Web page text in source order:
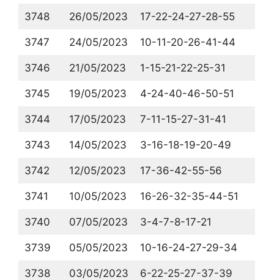
3748 26/05/2023 17-22-24-27-28-55
3747 24/05/2023 10-11-20-26-41-44
3746 21/05/2023 1-15-21-22-25-31
3745 19/05/2023 4-24-40-46-50-51
3744 17/05/2023 7-11-15-27-31-41
3743 14/05/2023 3-16-18-19-20-49
3742 12/05/2023 17-36-42-55-56
3741 10/05/2023 16-26-32-35-44-51
3740 07/05/2023 3-4-7-8-17-21
3739 05/05/2023 10-16-24-27-29-34
3738 03/05/2023 6-22-25-27-37-39